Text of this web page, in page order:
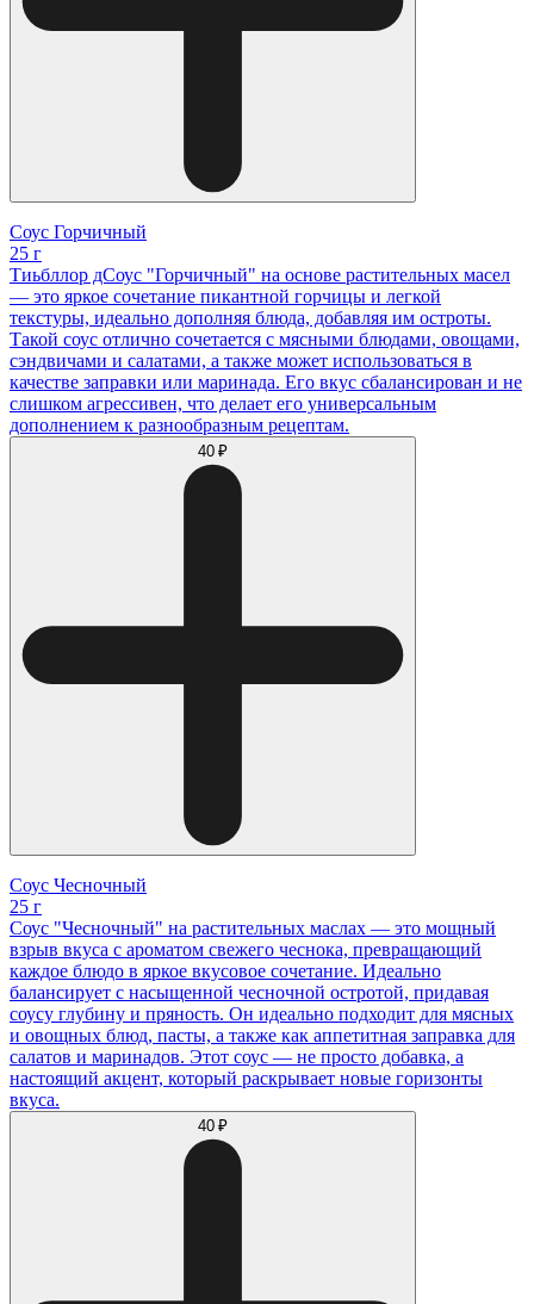
Соус Горчичный
25 г
Тиьбллор дСоус "Горчичный" на основе растительных масел
— это яркое сочетание пикантной горчицы и легкой
текстуры, идеально дополняя блюда, добавляя им остроты.
Такой соус отлично сочетается с мясными блюдами, овощами,
сэндвичами и салатами, а также может использоваться в
качестве заправки или маринада. Его вкус сбалансирован и не
слишком агрессивен, что делает его универсальным
дополнением к разнообразным рецептам.
40 ₽
Соус Чесночный
25 г
Соус "Чесночный" на растительных маслах — это мощный
взрыв вкуса с ароматом свежего чеснока, превращающий
каждое блюдо в яркое вкусовое сочетание. Идеально
балансирует с насыщенной чесночной остротой, придавая
соусу глубину и пряность. Он идеально подходит для мясных
и овощных блюд, пасты, а также как аппетитная заправка для
салатов и маринадов. Этот соус — не просто добавка, а
настоящий акцент, который раскрывает новые горизонты
вкуса.
40 ₽